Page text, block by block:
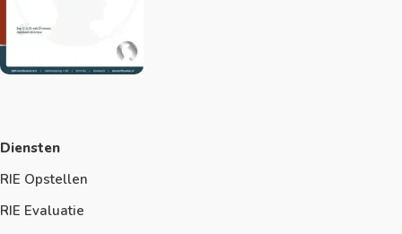
Diensten
RIE Opstellen
RIE Evaluatie